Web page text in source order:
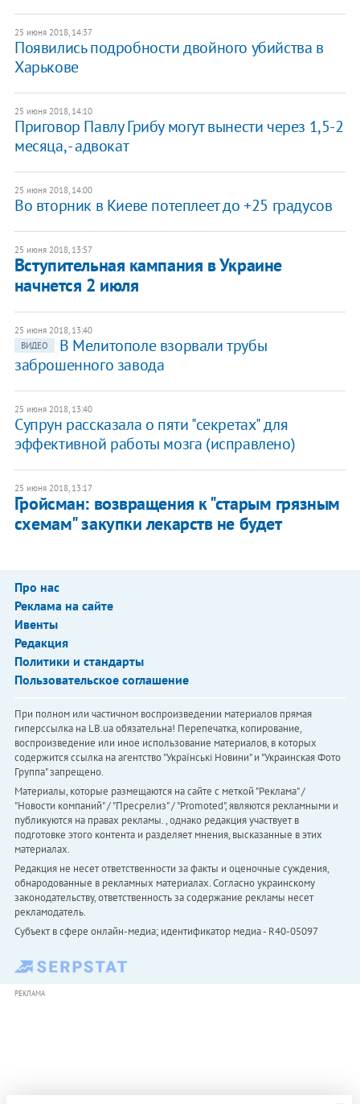
25 июня 2018, 14:37
Появились подробности двойного убийства в
Харькове
25 июня 2018, 14:10
Приговор Павлу Грибу могут вынести через 1,5-2
месяца, - адвокат
25 июня 2018, 14:00
Во вторник в Киеве потеплеет до +25 градусов
25 июня 2018, 13:57
Вступительная кампания в Украине
начнется 2 июля
25 июня 2018, 13:40
ВИДЕО
В Мелитополе взорвали трубы
заброшенного завода
25 июня 2018, 13:40
Супрун рассказала о пяти "секретах" для
эффективной работы мозга (исправлено)
25 июня 2018, 13:17
Гройсман: возвращения к "старым грязным
схемам" закупки лекарств не будет
Про нас
Реклама на сайте
Ивенты
Редакция
Политики и стандарты
Пользовательское соглашение
При полном или частичном воспроизведении материалов прямая
гиперссылка на LB.ua обязательна! Перепечатка, копирование,
воспроизведение или иное использование материалов, в которых
содержится ссылка на агентство "Українськi Новини" и "Украинская Фото
Группа" запрещено.
Материалы, которые размещаются на сайте с меткой "Реклама" /
"Новости компаний" / "Пресрелиз" / "Promoted", являются рекламными и
публикуются на правах рекламы. , однако редакция участвует в
подготовке этого контента и разделяет мнения, высказанные в этих
материалах.
Редакция не несет ответственности за факты и оценочные суждения,
обнародованные в рекламных материалах. Согласно украинскому
законодательству, ответственность за содержание рекламы несет
рекламодатель.
Субъект в сфере онлайн-медиа; идентификатор медиа - R40-05097
РЕКЛАМА